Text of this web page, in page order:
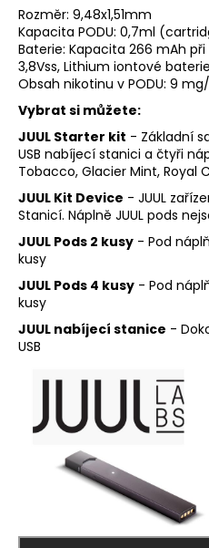
Rozměr: 9,48x1,51mm
Kapacita PODU: 0,7ml (
Baterie: Kapacita 266 mAh
3,8Vss, Lithium iontové baterie
Obsah nikotinu v PODU: 9
Vybrat si můžete:
JUUL Starter kit - Základní
USB nabíjecí stanici a čtyři
Tobacco, Glacier Mint, Royal
JUUL Kit Device - JUUL
Stanicí. Náplně JUUL pods
JUUL Pods 2 kusy - Pod
kusy
JUUL Pods 4 kusy - Pod
kusy
JUUL nabíjecí stanice -
USB